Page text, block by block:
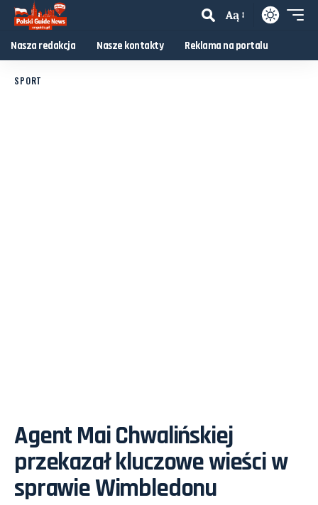
Aą
Nasza redakcja Nasze kontakty Reklama na portalu
SPORT
Agent Mai Chwalińskiej
przekazał kluczowe wieści w
sprawie Wimbledonu